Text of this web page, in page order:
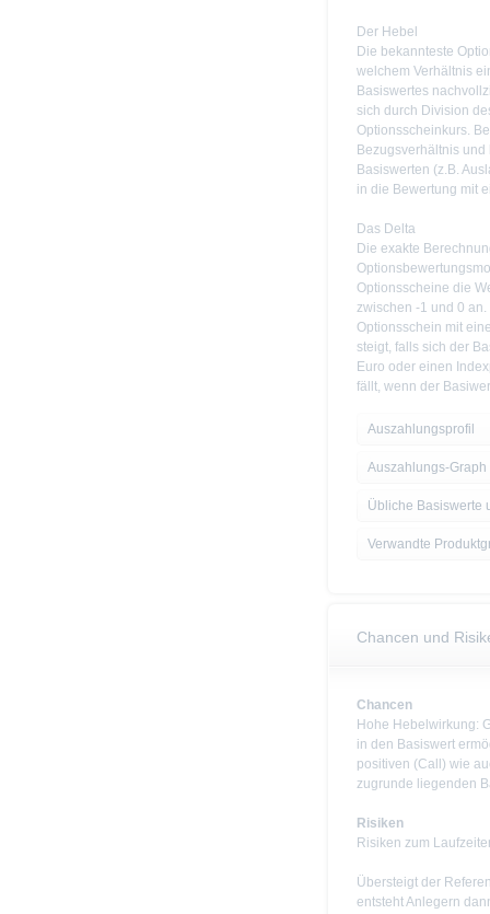
Der Hebel
Die bekannteste
welchem Verhältnis
Basiswertes
sich durch Division
Optionsscheinkurs.
Bezugsverhältnis
Basiswerten (z.B.
in die Bewertung mit
Das Delta
Die exakte
Optionsscheine die
zwischen -1 und 0
Optionsschein mit
steigt, falls sich der
Euro oder einen
fällt, wenn der
Auszahlungsprofil
Auszahlungs-Graph
Übliche Basiswerte
Verwandte
Chancen und
Chancen
Hohe Hebelwirkung:
in den Basiswert
positiven (Call) wie
zugrunde liegenden
Risiken
Risiken zum
Übersteigt der
entsteht Anlegern